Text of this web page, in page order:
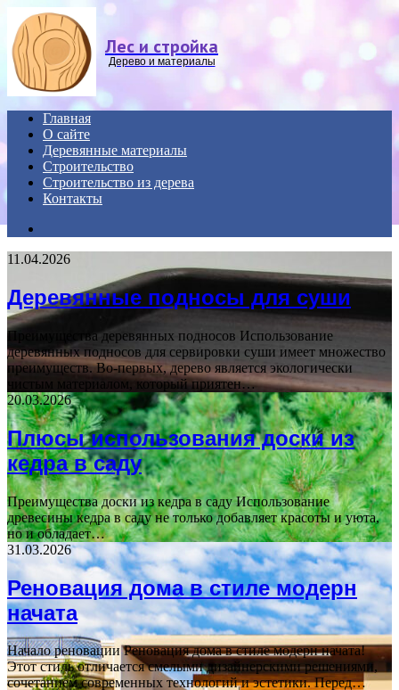
Лес и стройка
Дерево и материалы
Главная
О сайте
Деревянные материалы
Строительство
Строительство из дерева
Контакты
11.04.2026
Деревянные подносы для суши
Преимущества деревянных подносов Использование
деревянных подносов для сервировки суши имеет множество
преимуществ. Во-первых, дерево является экологически
чистым материалом, который приятен…
20.03.2026
Плюсы использования доски из
кедра в саду
Преимущества доски из кедра в саду Использование
древесины кедра в саду не только добавляет красоты и уюта,
но и обладает…
31.03.2026
Реновация дома в стиле модерн
начата
Начало реновации Реновация дома в стиле модерн начата!
Этот стиль отличается смелыми дизайнерскими решениями,
сочетанием современных технологий и эстетики. Перед…